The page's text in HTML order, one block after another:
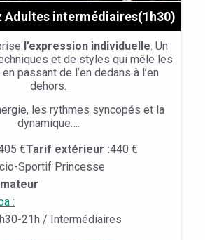
Adultes intermédiaires(1h30)
l’expression individuelle. Un
et de styles qui mêle les
passant de l’en dedans à l’en
dehors.
les rythmes syncopés et la
dynamique….
€Tarif extérieur :440 €
Sportif Princesse
:
21h / Intermédiaires